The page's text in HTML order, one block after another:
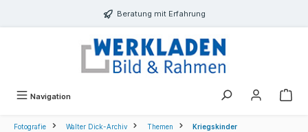
Beratung mit Erfahrung
Navigation
Fotografie Walter Dick-Archiv Themen Kriegskinder